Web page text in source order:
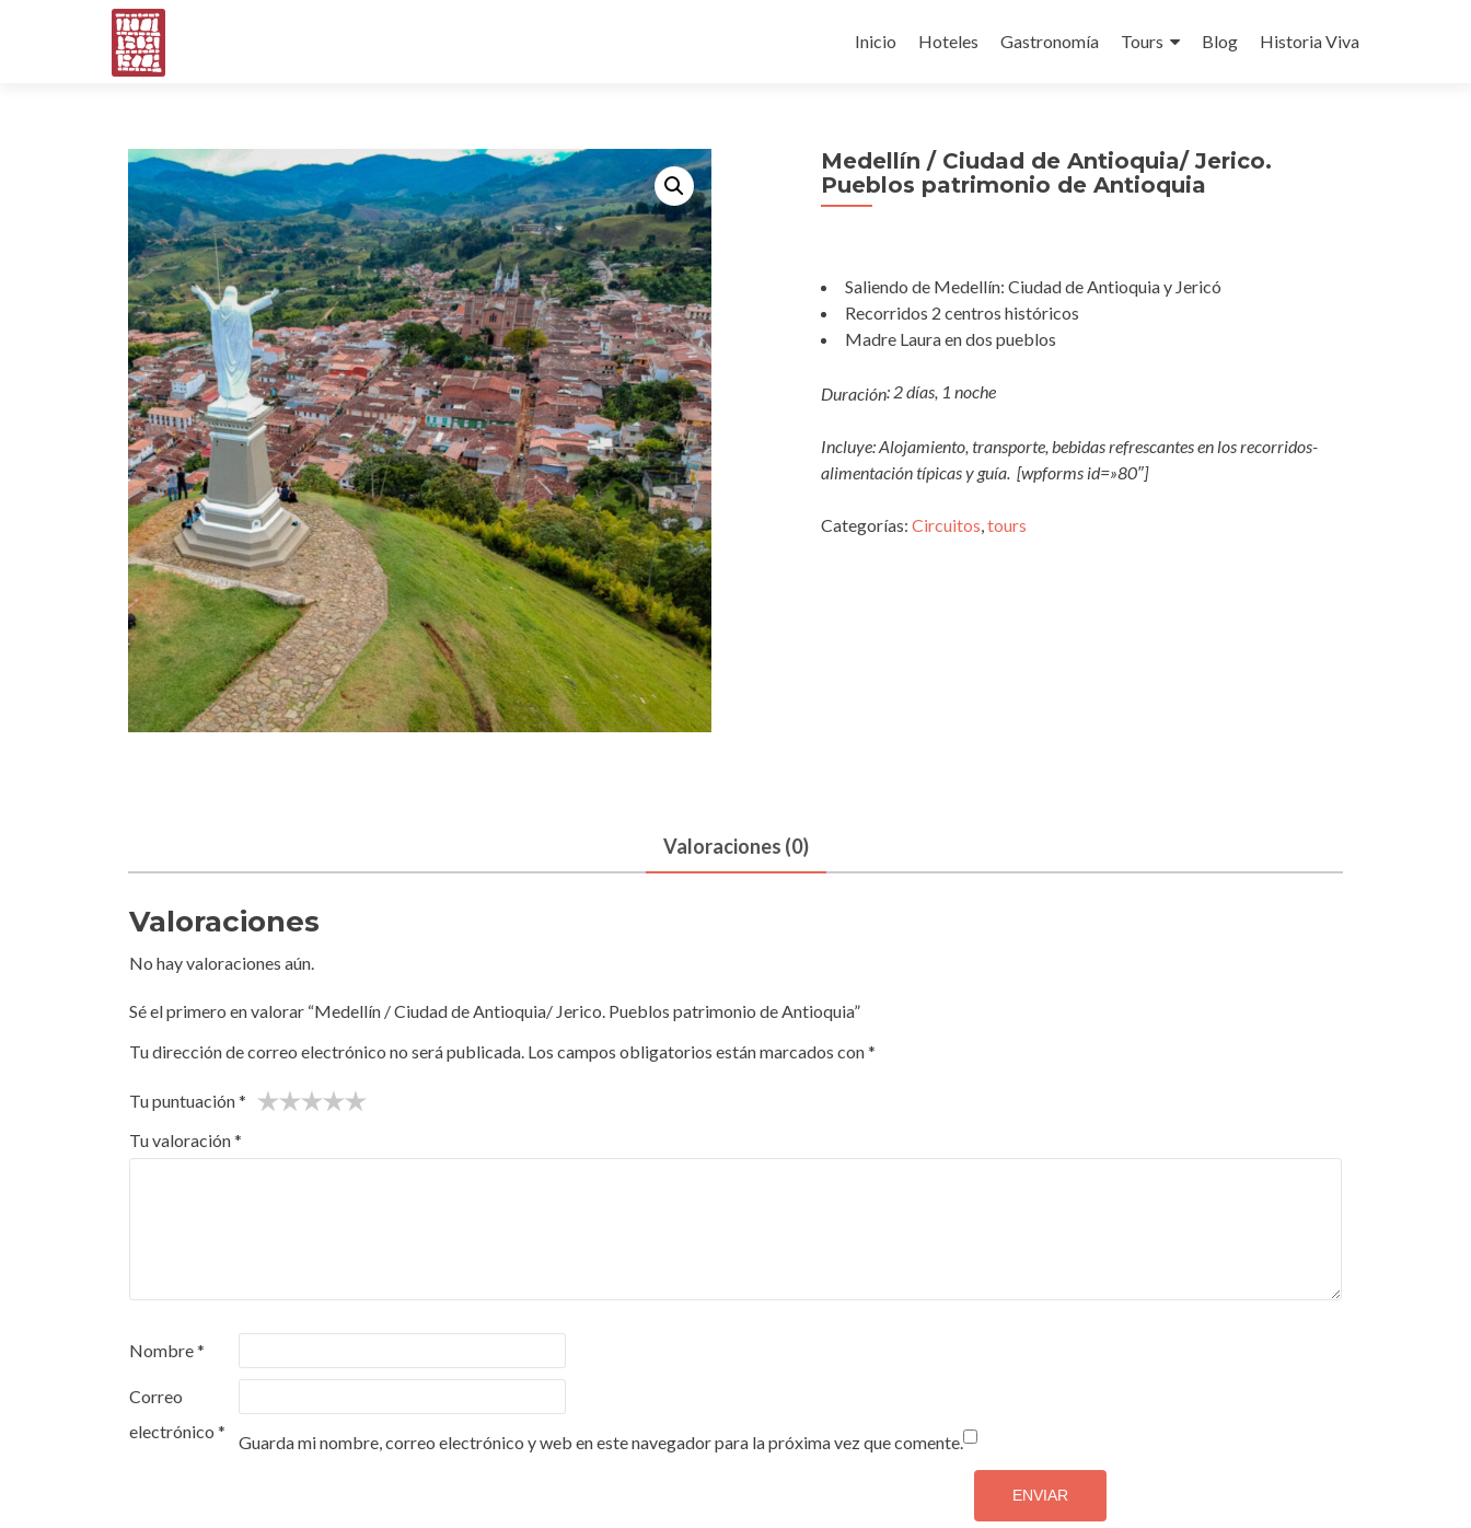
al
Inicio Hoteles Gastronomía Tours Blog Historia Viva
Medellín / Ciudad de Antioquia/ Jerico.
Pueblos patrimonio de Antioquia
Saliendo de Medellín: Ciudad de Antioquia y Jericó
Recorridos 2 centros históricos
Madre Laura en dos pueblos
Duración: 2 días, 1 noche
Incluye: Alojamiento, transporte, bebidas refrescantes en los recorridos-
alimentación típicas y guía. [wpforms id=»80″]
Categorías: Circuitos,tours
Valoraciones (0)
Valoraciones
No hay valoraciones aún.
Sé el primero en valorar “Medellín / Ciudad de Antioquia/ Jerico. Pueblos patrimonio de Antioquia”
Tu dirección de correo electrónico no será publicada. Los campos obligatorios están marcados con*
Tu puntuación*
Tu valoración*
Nombre*
Correo
electrónico *
Guarda mi nombre, correo electrónico y web en este navegador para la próxima vez que comente.